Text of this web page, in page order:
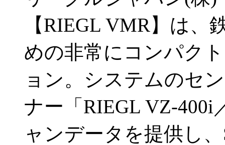
【RIEGL VMR】は
めの非常にコンパク
ョン。システムのセ
ナー「RIEGL VZ-400i
ャンデータを提供し